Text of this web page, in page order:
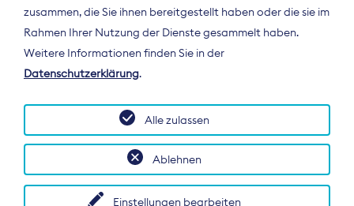
Der Bundesverband Digitalpublisher und
Zeitungsverleger (BDZV) vertritt als
Spitzenorganisation die Interessen der
Deutschland und auf EU-Ebene.
zusammen, die Sie ihnen bereitgestellt haben oder die sie im
Rahmen Ihrer Nutzung der Dienste gesammelt haben.
Weitere Informationen finden Sie in der
Datenschutzerklärung.
Einstellungen bearbeiten
Ablehnen
Alle zulassen